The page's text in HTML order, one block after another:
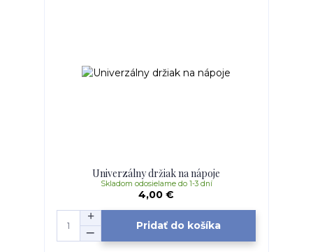
Univerzálny držiak na nápoje
4,00 €
Skladom odosielame do 1-3 dní
Pridať do košíka